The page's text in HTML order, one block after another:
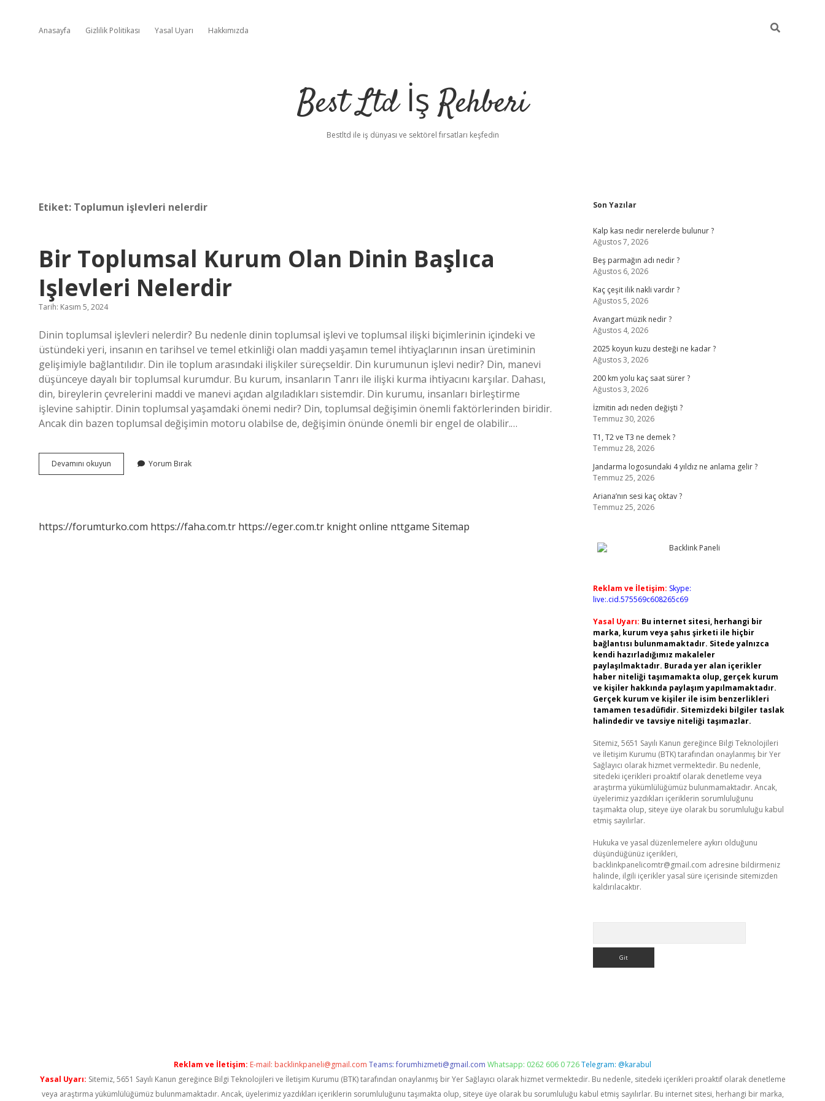
Anasayfa Gizlilik Politikası Yasal Uyarı Hakkımızda
Best Ltd İş Rehberi
Bestltd ile iş dünyası ve sektörel fırsatları keşfedin
Etiket: Toplumun işlevleri nelerdir
Bir Toplumsal Kurum Olan Dinin Başlıca
Işlevleri Nelerdir
Tarih: Kasım 5, 2024
Dinin toplumsal işlevleri nelerdir? Bu nedenle dinin toplumsal işlevi ve toplumsal ilişki biçimlerinin içindeki ve
üstündeki yeri, insanın en tarihsel ve temel etkinliği olan maddi yaşamın temel ihtiyaçlarının insan üretiminin
gelişimiyle bağlantılıdır. Din ile toplum arasındaki ilişkiler süreçseldir. Din kurumunun işlevi nedir? Din, manevi
düşünceye dayalı bir toplumsal kurumdur. Bu kurum, insanların Tanrı ile ilişki kurma ihtiyacını karşılar. Dahası,
din, bireylerin çevrelerini maddi ve manevi açıdan algıladıkları sistemdir. Din kurumu, insanları birleştirme
işlevine sahiptir. Dinin toplumsal yaşamdaki önemi nedir? Din, toplumsal değişimin önemli faktörlerinden biridir.
Ancak din bazen toplumsal değişimin motoru olabilse de, değişimin önünde önemli bir engel de olabilir.…
Devamını okuyun
Toplumsal
Işlevleri
Yorum Bırak
https://forumturko.com https://faha.com.tr https://eger.com.tr knight online nttgame Sitemap
Sidebar
Son Yazılar
Kalp kası nedir nerelerde bulunur ?
Ağustos 7, 2026
Beş parmağın adı nedir ?
Ağustos 6, 2026
Kaç çeşit ilik nakli vardır ?
Ağustos 5, 2026
Avangart müzik nedir ?
Ağustos 4, 2026
2025 koyun kuzu desteği ne kadar ?
Ağustos 3, 2026
200 km yolu kaç saat sürer ?
Ağustos 3, 2026
İzmitin adı neden değişti ?
Temmuz 30, 2026
T1, T2 ve T3 ne demek ?
Temmuz 28, 2026
Jandarma logosundaki 4 yıldız ne anlama gelir ?
Temmuz 25, 2026
Ariana’nın sesi kaç oktav ?
Temmuz 25, 2026
Reklam ve İletişim: Skype:
live:.cid.575569c608265c69
Yasal Uyarı: Bu internet sitesi, herhangi bir
marka, kurum veya şahıs şirketi ile hiçbir
bağlantısı bulunmamaktadır. Sitede yalnızca
kendi hazırladığımız makaleler
paylaşılmaktadır. Burada yer alan içerikler
haber niteliği taşımamakta olup, gerçek kurum
ve kişiler hakkında paylaşım yapılmamaktadır.
Gerçek kurum ve kişiler ile isim benzerlikleri
tamamen tesadüfidir. Sitemizdeki bilgiler taslak
halindedir ve tavsiye niteliği taşımazlar.
Sitemiz, 5651 Sayılı Kanun gereğince Bilgi Teknolojileri
ve İletişim Kurumu (BTK) tarafından onaylanmış bir Yer
Sağlayıcı olarak hizmet vermektedir. Bu nedenle,
sitedeki içerikleri proaktif olarak denetleme veya
araştırma yükümlülüğümüz bulunmamaktadır. Ancak,
üyelerimiz yazdıkları içeriklerin sorumluluğunu
taşımakta olup, siteye üye olarak bu sorumluluğu kabul
etmiş sayılırlar.
Hukuka ve yasal düzenlemelere aykırı olduğunu
düşündüğünüz içerikleri,
backlinkpanelicomtr@gmail.com adresine bildirmeniz
halinde, ilgili içerikler yasal süre içerisinde sitemizden
kaldırılacaktır.
Reklam ve İletişim: E-mail: backlinkpaneli@gmail.com Teams:forumhizmeti@gmail.com Whatsapp: 0262 606 0 726Telegram: @karabul
Yasal Uyarı: Sitemiz, 5651 Sayılı Kanun gereğince Bilgi Teknolojileri ve İletişim Kurumu (BTK) tarafından onaylanmış bir Yer Sağlayıcı olarak hizmet vermektedir. Bu nedenle, sitedeki içerikleri proaktif olarak denetleme
veya araştırma yükümlülüğümüz bulunmamaktadır. Ancak, üyelerimiz yazdıkları içeriklerin sorumluluğunu taşımakta olup, siteye üye olarak bu sorumluluğu kabul etmiş sayılırlar. Bu internet sitesi, herhangi bir marka,